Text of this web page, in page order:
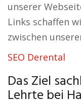
unserer
Links schaffen
zwischen
SEO Derental
Das Ziel
Lehrte bei